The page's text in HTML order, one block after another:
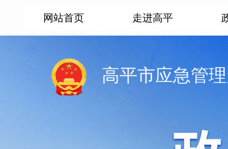
网站首页 走进高平
高平市应急管